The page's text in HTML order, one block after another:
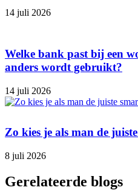
14 juli 2026
Welke bank past bij een
anders wordt gebruikt?
14 juli 2026
Zo kies je als man de
8 juli 2026
Gerelateerde blogs